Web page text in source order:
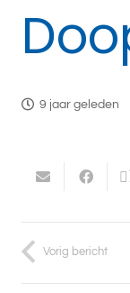
9 jaar geleden
Vorig bericht